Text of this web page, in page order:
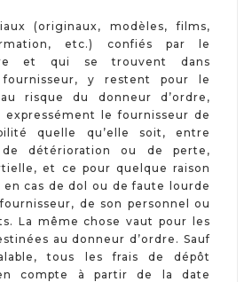
(originaux, modèles, films,
etc.) confiés par le
et qui se trouvent dans
fournisseur, y restent pour le
risque du donneur d’ordre,
expressément le fournisseur de
quelle qu’elle soit, entre
détérioration ou de perte,
et ce pour quelque raison
cas de dol ou de faute lourde
de son personnel ou
La même chose vaut pour les
au donneur d’ordre. Sauf
tous les frais de dépôt
compte à partir de la date